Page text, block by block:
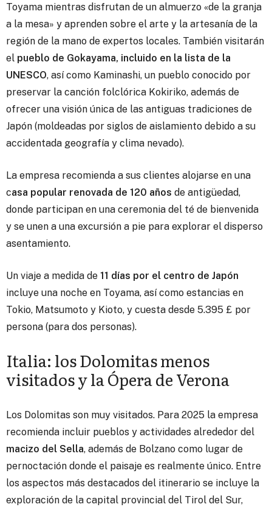
Toyama mientras disfrutan de un almuerzo «de la granja
a la mesa» y aprenden sobre el arte y la artesanía de la
región de la mano de expertos locales. También visitarán
el pueblo de Gokayama, incluido en la lista de la
UNESCO, así como Kaminashi, un pueblo conocido por
preservar la canción folclórica Kokiriko, además de
ofrecer una visión única de las antiguas tradiciones de
Japón (moldeadas por siglos de aislamiento debido a su
accidentada geografía y clima nevado).
La empresa recomienda a sus clientes alojarse en una
casa popular renovada de 120 años de antigüedad,
donde participan en una ceremonia del té de bienvenida
y se unen a una excursión a pie para explorar el disperso
asentamiento.
Un viaje a medida de 11 días por el centro de Japón
incluye una noche en Toyama, así como estancias en
Tokio, Matsumoto y Kioto, y cuesta desde 5.395 £ por
persona (para dos personas).
Italia: los Dolomitas menos
visitados y la Ópera de Verona
Los Dolomitas son muy visitados. Para 2025 la empresa
recomienda incluir pueblos y actividades alrededor del
macizo del Sella, además de Bolzano como lugar de
pernoctación donde el paisaje es realmente único. Entre
los aspectos más destacados del itinerario se incluye la
exploración de la capital provincial del Tirol del Sur,